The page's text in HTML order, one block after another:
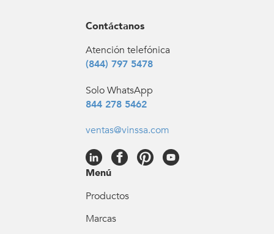
Contáctanos
Atención telefónica
(844) 797 5478
Solo WhatsApp
844 278 5462
ventas@vinssa.com
Menú
Productos
Marcas